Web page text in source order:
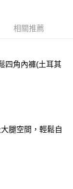
相關推薦
四角內褲(土耳其
腿空間，輕鬆自